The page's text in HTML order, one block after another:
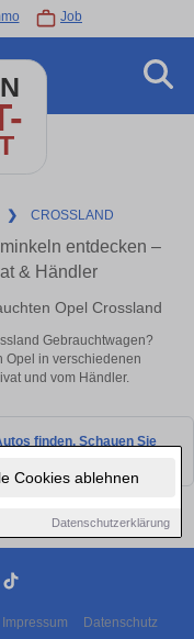
Cookies ablehnen
Datenschutzerklärung
Job
❯ CROSSLAND
entdecken –
& Händler
Opel Crossland
Gebrauchtwagen?
Opel in verschiedenen
und vom Händler.
finden. Schauen Sie
Impressum Datenschutz